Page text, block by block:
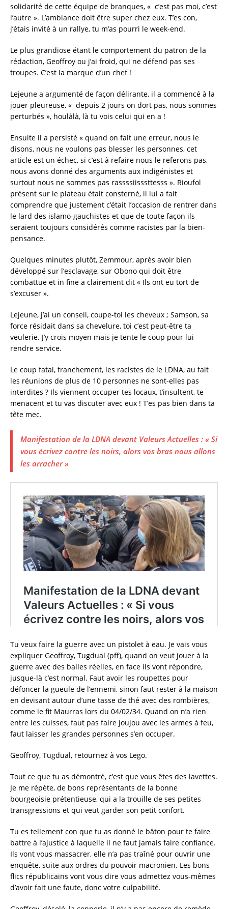
solidarité de cette équipe de branques, « c’est pas moi, c’est
l’autre ». L’ambiance doit être super chez eux. T’es con,
j’étais invité à un rallye, tu m’as pourri le week-end.
Le plus grandiose étant le comportement du patron de la
rédaction, Geoffroy ou j’ai froid, qui ne défend pas ses
troupes. C’est la marque d’un chef !
Lejeune a argumenté de façon délirante, il a commencé à la
jouer pleureuse, « depuis 2 jours on dort pas, nous sommes
perturbés », houlàlà, là tu vois celui qui en a !
Ensuite il a persisté « quand on fait une erreur, nous le
disons, nous ne voulons pas blesser les personnes, cet
article est un échec, si c’est à refaire nous le referons pas,
nous avons donné des arguments aux indigénistes et
surtout nous ne sommes pas rassssiisssttesss ». Rioufol
présent sur le plateau était consterné, il lui a fait
comprendre que justement c’était l’occasion de rentrer dans
le lard des islamo-gauchistes et que de toute façon ils
seraient toujours considérés comme racistes par la bien-
pensance.
Quelques minutes plutôt, Zemmour, après avoir bien
développé sur l’esclavage, sur Obono qui doit être
combattue et in fine a clairement dit « Ils ont eu tort de
s’excuser ».
Lejeune, j’ai un conseil, coupe-toi les cheveux ; Samson, sa
force résidait dans sa chevelure, toi c’est peut-être ta
veulerie. J’y crois moyen mais je tente le coup pour lui
rendre service.
Le coup fatal, franchement, les racistes de le LDNA, au fait
les réunions de plus de 10 personnes ne sont-elles pas
interdites ? Ils viennent occuper tes locaux, t’insultent, te
menacent et tu vas discuter avec eux ! T’es pas bien dans ta
tête mec.
Manifestation de la LDNA devant Valeurs Actuelles : « Si
vous écrivez contre les noirs, alors vos bras nous allons
les arracher »
Tu veux faire la guerre avec un pistolet à eau. Je vais vous
expliquer Geoffroy, Tugdual (pff), quand on veut jouer à la
guerre avec des balles réelles, en face ils vont répondre,
jusque-là c’est normal. Faut avoir les roupettes pour
défoncer la gueule de l’ennemi, sinon faut rester à la maison
en devisant autour d’une tasse de thé avec des rombières,
comme le fit Maurras lors du 04/02/34. Quand on n’a rien
entre les cuisses, faut pas faire joujou avec les armes à feu,
faut laisser les grandes personnes s’en occuper.
Geoffroy, Tugdual, retournez à vos Lego.
Tout ce que tu as démontré, c’est que vous êtes des lavettes.
Je me répète, de bons représentants de la bonne
bourgeoisie prétentieuse, qui a la trouille de ses petites
transgressions et qui veut garder son petit confort.
Tu es tellement con que tu as donné le bâton pour te faire
battre à l’ajustice à laquelle il ne faut jamais faire confiance.
Ils vont vous massacrer, elle n’a pas traîné pour ouvrir une
enquête, suite aux ordres du pouvoir macronien. Les bons
flics républicains vont vous dire vous admettez vous-mêmes
d’avoir fait une faute, donc votre culpabilité.